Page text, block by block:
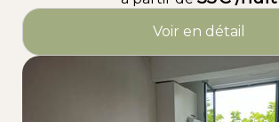
Voir en détail